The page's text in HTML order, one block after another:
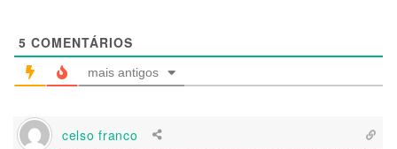
5 COMENTÁRIOS
mais antigos
celso franco